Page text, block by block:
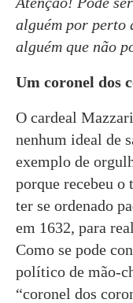
alguém por perto
alguém que não
Um coronel dos
O cardeal
nenhum ideal de
exemplo de
porque recebeu o
ter se ordenado
em 1632, para
Como se pode
político de mão-
“coronel dos